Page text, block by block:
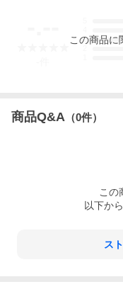
3
この商品に
商品Q&A （0件）
この
以下か
ス